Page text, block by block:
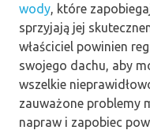
wody , które
sprzyjają jej
właściciel powinien
swojego dachu, aby
wszelkie
zauważone problemy
napraw i zapobiec